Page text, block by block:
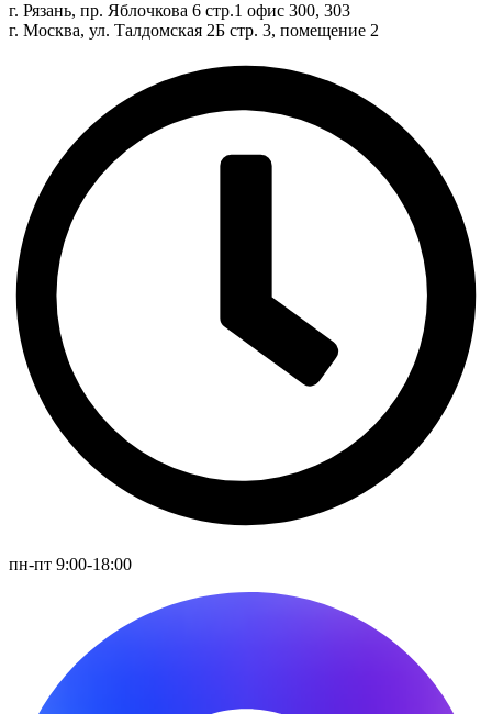
г. Рязань, пр. Яблочкова 6 стр.1 офис 300, 303
г. Москва, ул. Талдомская 2Б стр. 3, помещение 2
пн-пт 9:00-18:00